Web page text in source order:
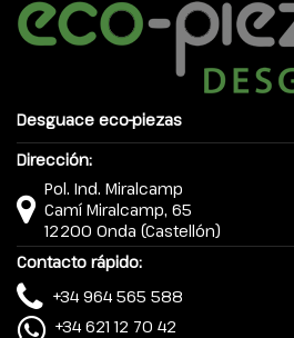
Desguace eco-piezas
Dirección:
Pol. Ind. Miralcamp
Camí Miralcamp, 65
12200 Onda (Castellón)
Contacto rápido:
+34 964 565 588
+34 621 12 70 42